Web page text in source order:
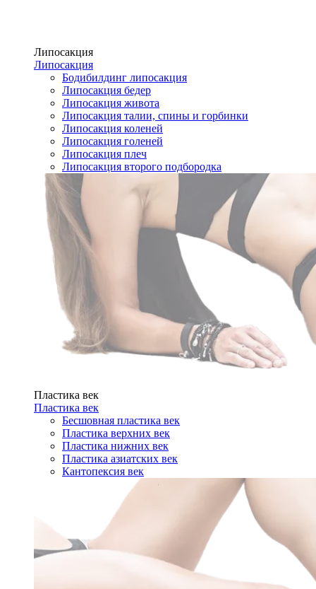
Липосакция
Липосакция
Бодибилдинг липосакция
Липосакция бедер
Липосакция живота
Липосакция талии, спины и горбинки
Липосакция коленей
Липосакция голеней
Липосакция плеч
Липосакция второго подбородка
Пластика век
Пластика век
Бесшовная пластика век
Пластика верхних век
Пластика нижних век
Пластика азиатских век
Кантопексия век